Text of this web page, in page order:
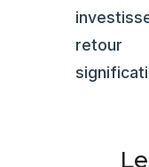
retour